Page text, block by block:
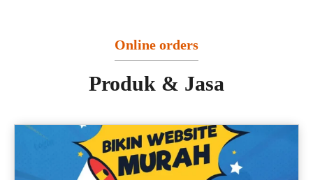
Online orders
Produk & Jasa